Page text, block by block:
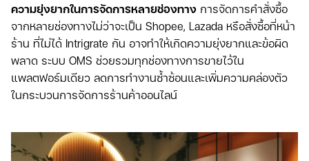
ความยุ่งยากในการจัดการหลายช่องทาง การจัดการคำสั่งซื้อ
จากหลายช่องทางไม่ว่าจะเป็น Shopee, Lazada หรือสั่งซื้อที่หน้า
ร้าน ที่ไม่ได้ Intrigrate กัน อาจทำให้เกิดความยุ่งยากและข้อผิด
พลาด ระบบ OMS ช่วยรวมทุกช่องทางการขายไว้ใน
แพลตฟอร์มเดียว ลดการทำงานซ้ำซ้อนและเพิ่มความคล่องตัว
ในกระบวนการจัดการร้านค้าออนไลน์